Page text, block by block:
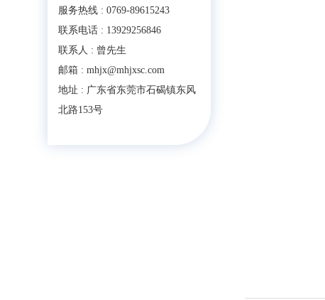
服务热线 : 0769-89615243
联系电话 : 13929256846
联系人 : 曾先生
邮箱 : mhjx@mhjxsc.com
地址 : 广东省东莞市石碣镇东风
北路153号